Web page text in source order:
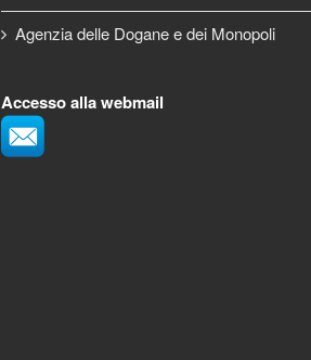
Agenzia delle Dogane e dei Monopoli
Accesso alla webmail